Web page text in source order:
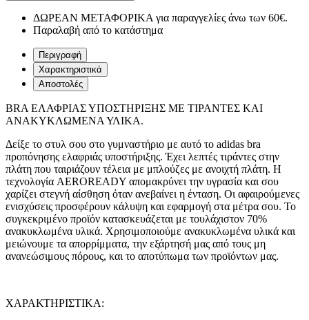
ΔΩΡΕΑΝ ΜΕΤΑΦΟΡΙΚΑ για παραγγελίες άνω των 60€.
Παραλαβή από το κατάστημα
Περιγραφή
Χαρακτηριστικά
Αποστολές
BRA ΕΛΑΦΡΙΑΣ ΥΠΟΣΤΗΡΙΞΗΣ ΜΕ ΤΙΡΑΝΤΕΣ ΚΑΙ
ΑΝΑΚΥΚΛΩΜΕΝΑ ΥΛΙΚΑ.
Δείξε το στυλ σου στο γυμναστήριο με αυτό το adidas bra
προπόνησης ελαφριάς υποστήριξης. Έχει λεπτές τιράντες στην
πλάτη που ταιριάζουν τέλεια με μπλούζες με ανοιχτή πλάτη. Η
τεχνολογία AEROREADY απομακρύνει την υγρασία και σου
χαρίζει στεγνή αίσθηση όταν ανεβαίνει η ένταση. Οι αφαιρούμενες
ενισχύσεις προσφέρουν κάλυψη και εφαρμογή στα μέτρα σου. Το
συγκεκριμένο προϊόν κατασκευάζεται με τουλάχιστον 70%
ανακυκλωμένα υλικά. Χρησιμοποιούμε ανακυκλωμένα υλικά και
μειώνουμε τα απορρίμματα, την εξάρτησή μας από τους μη
ανανεώσιμους πόρους, και το αποτύπωμα των προϊόντων μας.
ΧΑΡΑΚΤΗΡΙΣΤΙΚΑ: